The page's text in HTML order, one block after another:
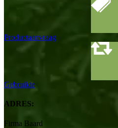
Productaanvraag
Gebruikte
ADRES:
Firma Baard